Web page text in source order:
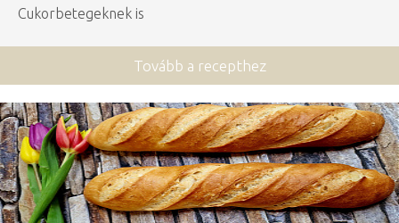
Cukorbetegeknek is
Tovább a recepthez